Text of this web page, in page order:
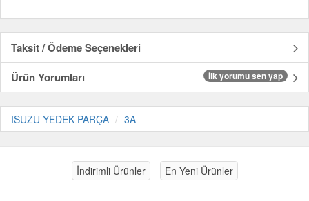
Taksit / Ödeme Seçenekleri
Ürün Yorumları
İlk yorumu sen yap
ISUZU YEDEK PARÇA 3A
İndirimli Ürünler En Yeni Ürünler